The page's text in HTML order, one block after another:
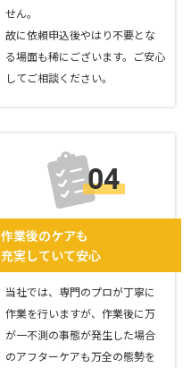
せん。
故に依頼申込後やはり不要とな
る場面も稀にございます。ご安心
してご相談ください。
作業後のケアも
充実していて安心
当社では、専門のプロが丁寧に
作業を行いますが、作業後に万
が一不測の事態が発生した場合
のアフターケアも万全の態勢を